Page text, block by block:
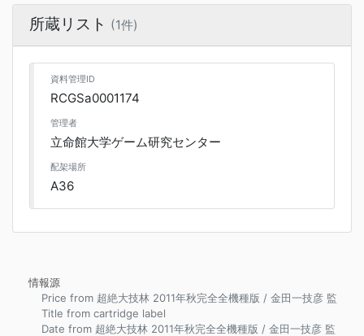
所蔵リスト (1件)
資料管理ID
RCGSa0001174
管理者
立命館大学ゲーム研究センター
配架場所
A36
情報源
Price from 超絶大技林 2011年秋完全全機種版 / 金田一技彦 監
Title from cartridge label
Date from 超絶大技林 2011年秋完全全機種版 / 金田一技彦 監